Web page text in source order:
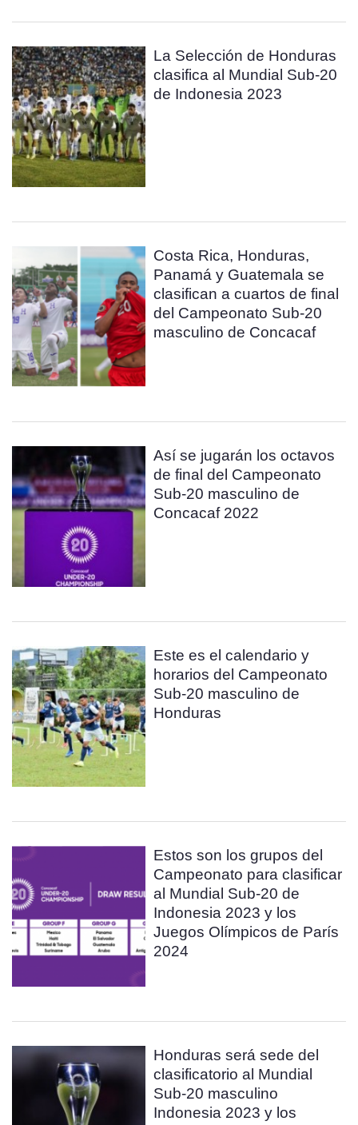
La Selección de Honduras
clasifica al Mundial Sub-20
de Indonesia 2023
Costa Rica, Honduras,
Panamá y Guatemala se
clasifican a cuartos de final
del Campeonato Sub-20
masculino de Concacaf
Así se jugarán los octavos
de final del Campeonato
Sub-20 masculino de
Concacaf 2022
Este es el calendario y
horarios del Campeonato
Sub-20 masculino de
Honduras
Estos son los grupos del
Campeonato para clasificar
al Mundial Sub-20 de
Indonesia 2023 y los
Juegos Olímpicos de París
2024
Honduras será sede del
clasificatorio al Mundial
Sub-20 masculino
Indonesia 2023 y los